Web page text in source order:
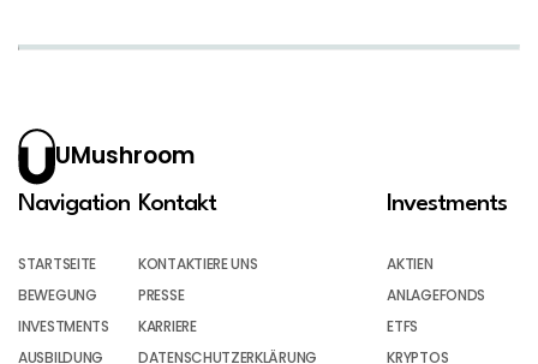
UMushroom
Navigation
STARTSEITE
BEWEGUNG
INVESTMENTS
AUSBILDUNG
Kontakt
KONTAKTIERE UNS
PRESSE
KARRIERE
DATENSCHUTZERKLÄRUNG
Investments
AKTIEN
ANLAGEFONDS
ETFS
KRYPTOS